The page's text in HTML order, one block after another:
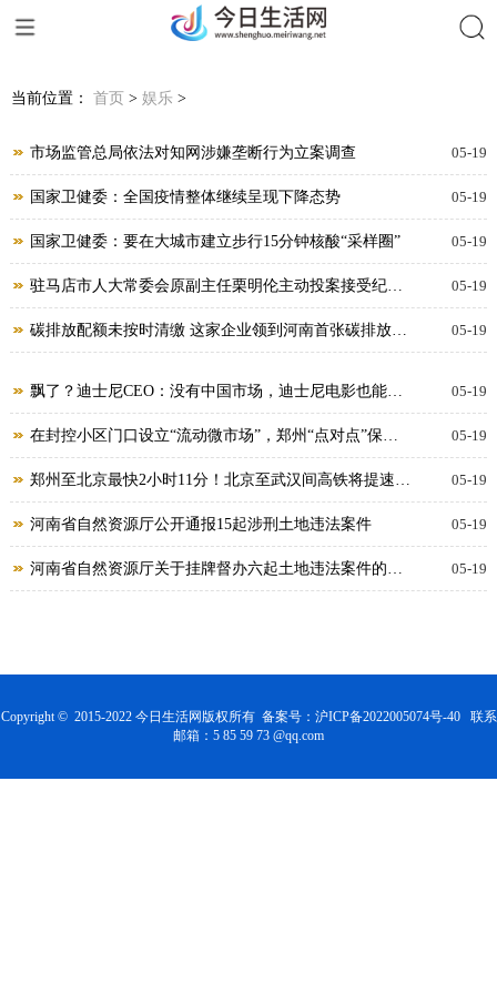
当前位置： 首页 > 娱乐 >
市场监管总局依法对知网涉嫌垄断行为立案调查 05-19
国家卫健委：全国疫情整体继续呈现下降态势 05-19
国家卫健委：要在大城市建立步行15分钟核酸“采样圈” 05-19
驻马店市人大常委会原副主任栗明伦主动投案接受纪律
审查和监察调查
05-19
碳排放配额未按时清缴 这家企业领到河南首张碳排放罚 05-19
飘了？迪士尼CEO：没有中国市场，迪士尼电影也能过
得很好
05-19
在封控小区门口设立“流动微市场”，郑州“点对点”保障
居民“菜篮子”
05-19
郑州至北京最快2小时11分！北京至武汉间高铁将提速至
350公里运行
05-19
河南省自然资源厅公开通报15起涉刑土地违法案件 05-19
河南省自然资源厅关于挂牌督办六起土地违法案件的通 05-19
Copyright © 2015-2022 今日生活网版权所有 备案号： 沪ICP备2022005074号-40联系
邮箱：5 85 59 73 @qq.com